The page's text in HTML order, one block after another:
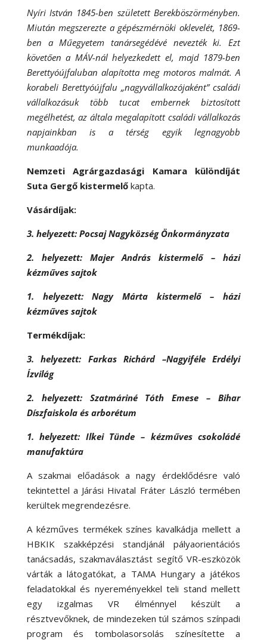
Nyíri István 1845-ben született Berekböszörményben.
Miután megszerezte a gépészmérnöki oklevelét, 1869-
ben a Műegyetem tanársegédévé nevezték ki. Ezt
követően a MÁV-nál helyezkedett el, majd 1879-ben
Berettyóújfaluban alapította meg motoros malmát. A
korabeli Berettyóújfalu „nagyvállalkozójaként” családi
vállalkozásuk több tucat embernek biztosított
megélhetést, az általa megalapított családi vállalkozás
napjainkban is a térség egyik legnagyobb
munkaadója.
Nemzeti Agrárgazdasági Kamara különdíját
Suta Gergő kistermelő kapta.
Vásárdíjak:
3. helyezett: Pocsaj Nagyközség Önkormányzata
2. helyezett: Majer András kistermelő – házi
kézműves sajtok
1. helyezett: Nagy Márta kistermelő – házi
kézműves sajtok
Termékdíjak:
3. helyezett: Farkas Richárd –Nagyiféle Erdélyi
Ízvilág
2. helyezett: Szatmáriné Tóth Emese – Bihar
Díszfaiskola és arborétum
1. helyezett: Ilkei Tünde – kézműves csokoládé
manufaktúra
A szakmai előadások a nagy érdeklődésre való
tekintettel a Járási Hivatal Fráter László termében
kerültek megrendezésre.
A kézműves termékek színes kavalkádja mellett a
HBKIK szakképzési standjánál pályaorientációs
tanácsadás, szakmaválasztást segítő VR-eszközök
várták a látogatókat, a TAMA Hungary a játékos
feladatokkal és nyereményekkel teli stand mellett
egy izgalmas VR élménnyel készült a
résztvevőknek, de mindezeken túl számos színpadi
program és tombolasorsolás színesítette a